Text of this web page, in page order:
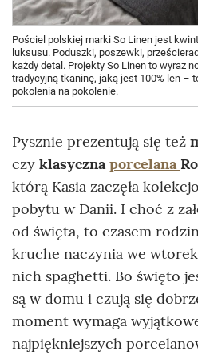
Pościel polskiej marki So Linen jest
luksusu. Poduszki, poszewki,
każdy detal. Projekty So Linen to wyraz
tradycyjną tkaninę, jaką jest 100% len –
pokolenia na pokolenie.
Pysznie prezentują się też
czy klasycznaporcelana
którą Kasia zaczęła
pobytu w Danii. I choć z
od święta, to czasem
kruche naczynia we
nich spaghetti. Bo święto
są w domu i czują się
moment wymaga
najpiękniejszych